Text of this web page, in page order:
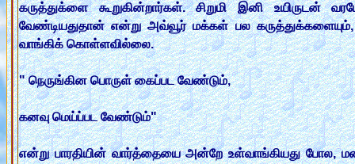
கருத்துக்ளை கூறுகின்றார்கள். சிறுமி இனி
வேண்டியதுதான் என்று அவ்வூர் மக்கள் பல
வாங்கிக் கொள்ளவில்லை.
" நெருங்கின பொருள் கைப்பட வேண்டும்,
கனவு மெய்ப்பட வேண்டும்"
என்று பாரதியின் வார்த்தையை அன்றே உள்வாங்கியது போல,